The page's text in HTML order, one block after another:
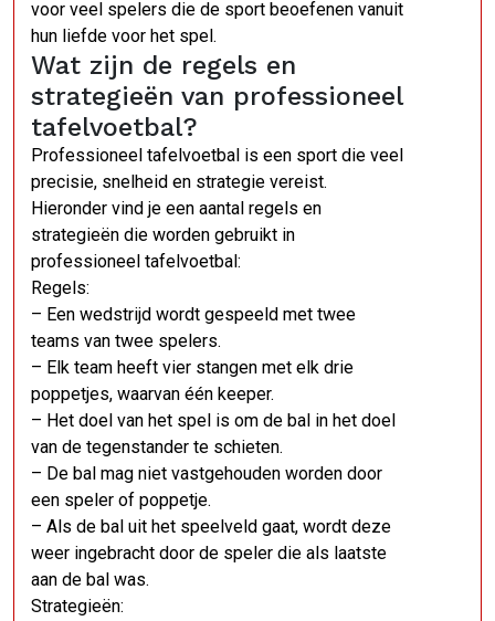
voor veel spelers die de sport beoefenen vanuit
hun liefde voor het spel.
Wat zijn de regels en
strategieën van professioneel
tafelvoetbal?
Professioneel tafelvoetbal is een sport die veel
precisie, snelheid en strategie vereist.
Hieronder vind je een aantal regels en
strategieën die worden gebruikt in
professioneel tafelvoetbal:
Regels:
– Een wedstrijd wordt gespeeld met twee
teams van twee spelers.
– Elk team heeft vier stangen met elk drie
poppetjes, waarvan één keeper.
– Het doel van het spel is om de bal in het doel
van de tegenstander te schieten.
– De bal mag niet vastgehouden worden door
een speler of poppetje.
– Als de bal uit het speelveld gaat, wordt deze
weer ingebracht door de speler die als laatste
aan de bal was.
Strategieën: